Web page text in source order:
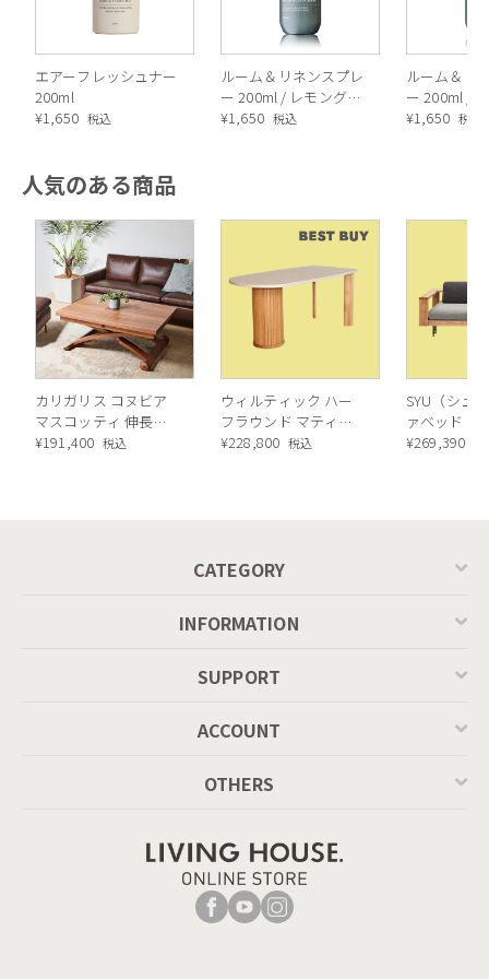
エアーフレッシュナー
200ml
¥1,650 税込
ルーム＆リネンスプレ
ー 200ml / レモングラ
ス＆ピンクグレープフ
¥1,650 税込
ルーム＆リ
ー 200ml /
ト＆ユーカ
¥1,650 税込
人気のある商品
カリガリス コヌビア
マスコッティ 伸長・
昇降式テーブル ／
¥191,400 税込
ウィルティック ハー
フラウンド マティエ
ラ塗装 ダイニングテ
¥228,800 税込
SYU（シュ
ァベッド（
ル）190cm
¥269,390
CATEGORY
INFORMATION
SUPPORT
ACCOUNT
OTHERS